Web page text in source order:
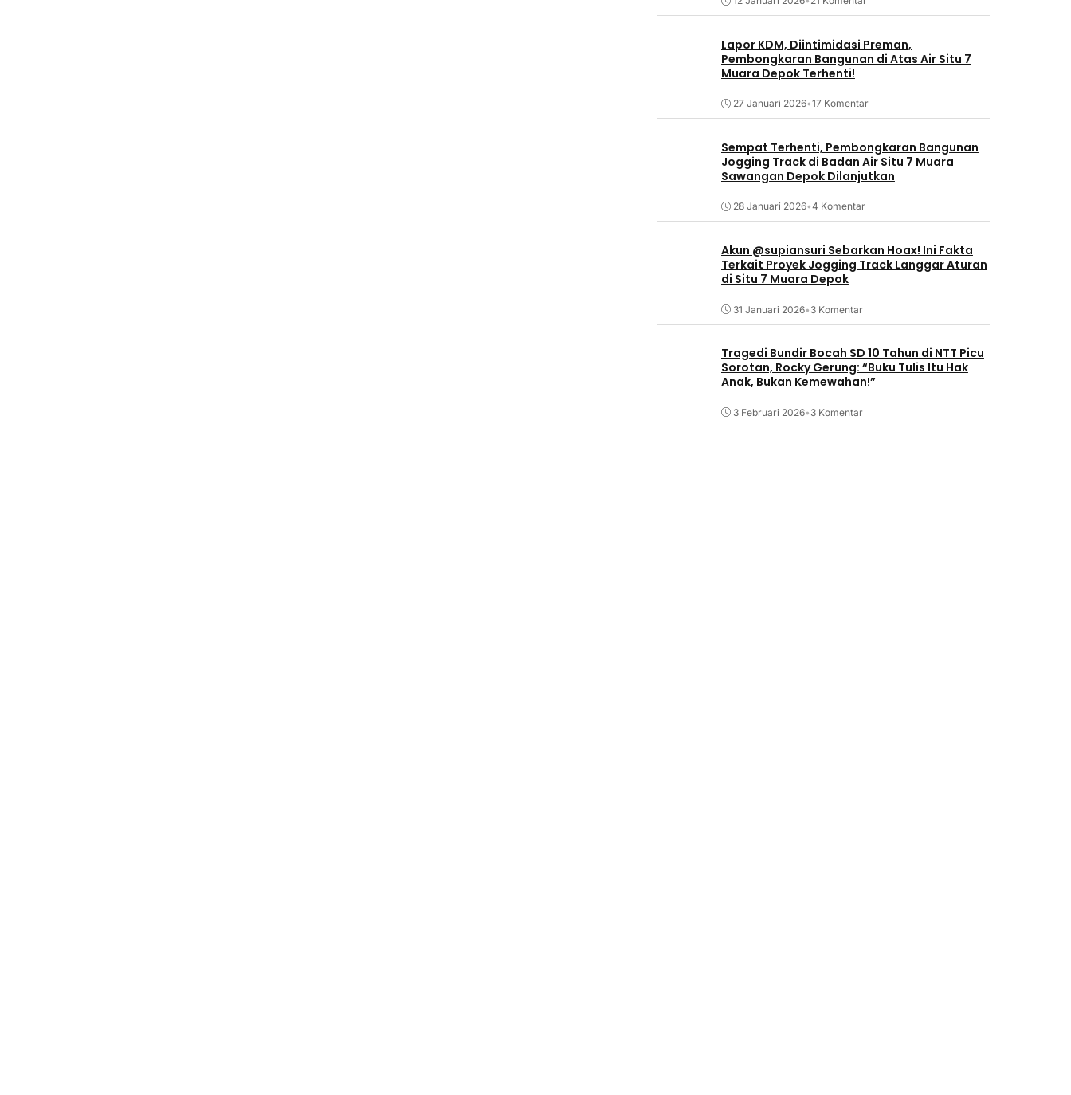
Lapor KDM, Diintimidasi Preman,
Pembongkaran Bangunan di Atas Air Situ 7
Muara Depok Terhenti!
27 Januari 2026•17 Komentar
Sempat Terhenti, Pembongkaran Bangunan
Jogging Track di Badan Air Situ 7 Muara
Sawangan Depok Dilanjutkan
28 Januari 2026•4 Komentar
Akun @supiansuri Sebarkan Hoax! Ini Fakta
Terkait Proyek Jogging Track Langgar Aturan
di Situ 7 Muara Depok
31 Januari 2026• 3 Komentar
Tragedi Bundir Bocah SD 10 Tahun di NTT Picu
Sorotan, Rocky Gerung: “Buku Tulis Itu Hak
Anak, Bukan Kemewahan!”
3 Februari 2026• 3 Komentar